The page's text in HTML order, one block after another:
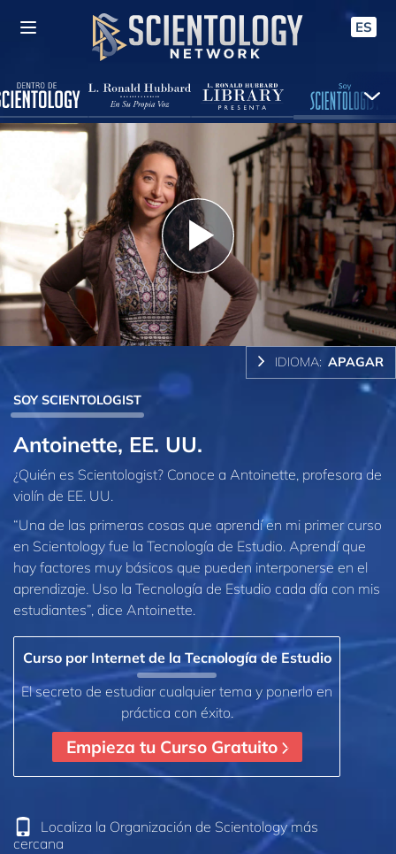
ES
Play
Video
IDIOMA: APAGAR
SOY SCIENTOLOGIST
Antoinette, EE. UU.
¿Quién es Scientologist? Conoce a Antoinette, profesora de
violín de EE. UU.
“Una de las primeras cosas que aprendí en mi primer curso
en Scientology fue la Tecnología de Estudio. Aprendí que
hay factores muy básicos que pueden interponerse en el
aprendizaje. Uso la Tecnología de Estudio cada día con mis
estudiantes”, dice Antoinette.
Curso por Internet de la Tecnología de Estudio
El secreto de estudiar cualquier tema y ponerlo en
práctica con éxito.
Empieza tu Curso Gratuito
Localiza la Organización de Scientology más
cercana